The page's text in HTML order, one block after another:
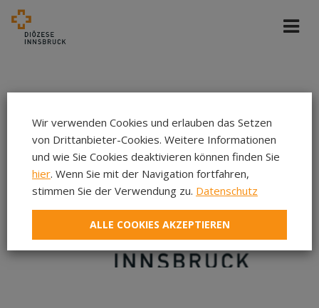
Wir verwenden Cookies und erlauben das Setzen
von Drittanbieter-Cookies. Weitere Informationen
und wie Sie Cookies deaktivieren können finden Sie
hier. Wenn Sie mit der Navigation fortfahren,
stimmen Sie der Verwendung zu. Datenschutz
ALLE COOKIES AKZEPTIEREN